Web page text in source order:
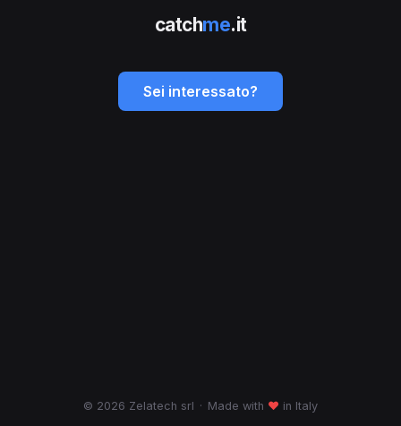
catchme.it
Sei interessato?
© 2026 Zelatech srl · Made with ♥ in Italy